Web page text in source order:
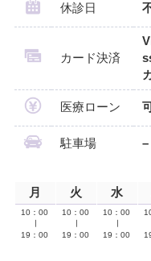
休診日
カード決済
医療ローン
駐車場 –
月 火 水
10：00
19：00
10：00
19：00
10：00
19：00